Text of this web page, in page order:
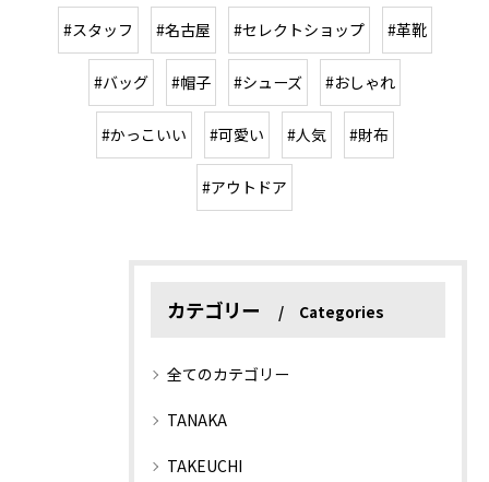
#スタッフ #名古屋 #セレクトショップ #革靴
#バッグ #帽子 #シューズ #おしゃれ
#かっこいい #可愛い #人気 #財布
#アウトドア
カテゴリー Categories
全てのカテゴリー
TANAKA
TAKEUCHI